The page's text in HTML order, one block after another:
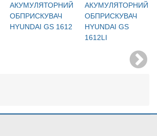
АКУМУЛЯТОРНИЙ
ОБПРИСКУВАЧ
HYUNDAI GS 1612
АКУМУЛЯТОРНИЙ
ОБПРИСКУВАЧ
HYUNDAI GS
1612LI